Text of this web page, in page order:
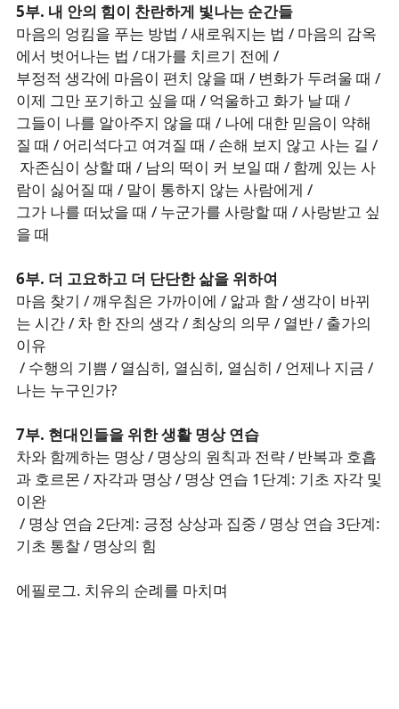
5부. 내 안의 힘이 찬란하게 빛나는 순간들
마음의 엉킴을 푸는 방법 / 새로워지는 법 / 마음의 감옥
에서 벗어나는 법 / 대가를 치르기 전에 /
부정적 생각에 마음이 편치 않을 때 / 변화가 두려울 때 /
이제 그만 포기하고 싶을 때 / 억울하고 화가 날 때 /
그들이 나를 알아주지 않을 때 / 나에 대한 믿음이 약해
질 때 / 어리석다고 여겨질 때 / 손해 보지 않고 사는 길 /
자존심이 상할 때 / 남의 떡이 커 보일 때 / 함께 있는 사
람이 싫어질 때 / 말이 통하지 않는 사람에게 /
그가 나를 떠났을 때 / 누군가를 사랑할 때 / 사랑받고 싶
을 때
6부. 더 고요하고 더 단단한 삶을 위하여
마음 찾기 / 깨우침은 가까이에 / 앎과 함 / 생각이 바뀌
는 시간 / 차 한 잔의 생각 / 최상의 의무 / 열반 / 출가의
이유
/ 수행의 기쁨 / 열심히, 열심히, 열심히 / 언제나 지금 /
나는 누구인가?
7부. 현대인들을 위한 생활 명상 연습
차와 함께하는 명상 / 명상의 원칙과 전략 / 반복과 호흡
과 호르몬 / 자각과 명상 / 명상 연습 1단계: 기초 자각 및
이완
/ 명상 연습 2단계: 긍정 상상과 집중 / 명상 연습 3단계:
기초 통찰 / 명상의 힘
에필로그. 치유의 순례를 마치며